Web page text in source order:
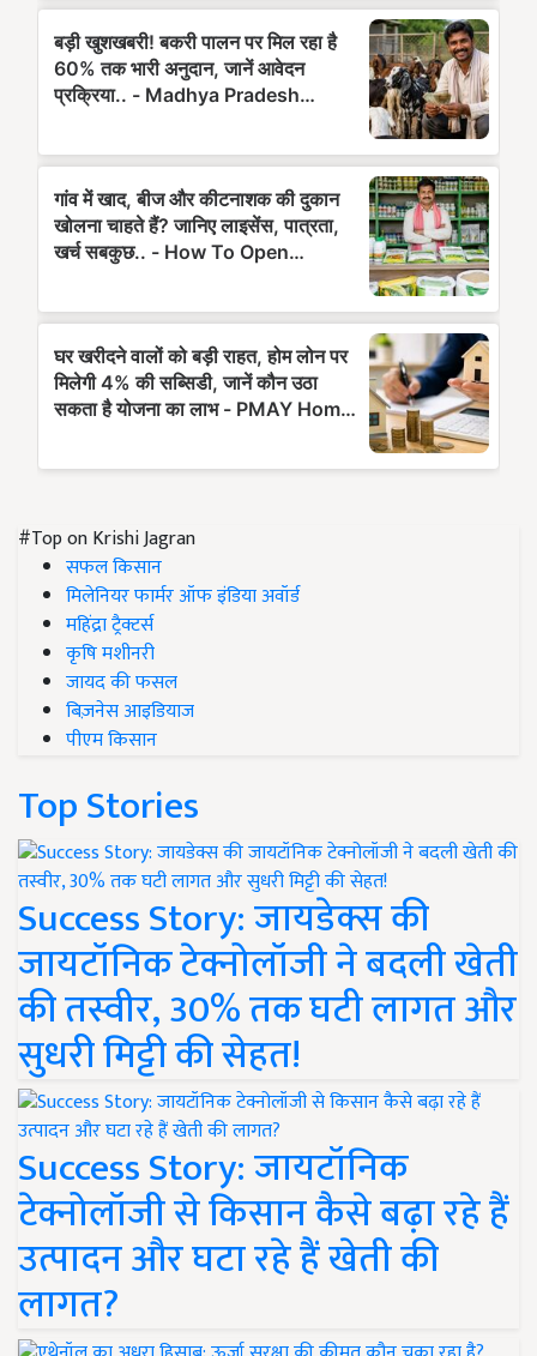
#Top on Krishi Jagran
सफल किसान
मिलेनियर फार्मर ऑफ इंडिया अवॉर्ड
महिंद्रा ट्रैक्टर्स
कृषि मशीनरी
जायद की फसल
बिज़नेस आइडियाज
पीएम किसान
Top Stories
Success Story: जायडेक्स की
जायटॉनिक टेक्नोलॉजी ने बदली खेती
की तस्वीर, 30% तक घटी लागत और
सुधरी मिट्टी की सेहत!
Success Story: जायटॉनिक
टेक्नोलॉजी से किसान कैसे बढ़ा रहे हैं
उत्पादन और घटा रहे हैं खेती की
लागत?